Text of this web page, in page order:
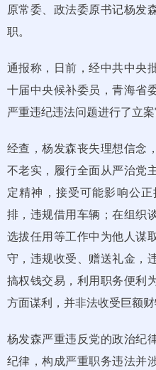
原常委、政法委原书记杨发
职。
通报称，日前，经中共中央
十届中央候补委员，青海省
严重违纪违法问题进行了立案
经查，杨发森丧失理想信念
不老实，履行全面从严治党
定精神，接受可能影响公
排，违规借用车辆；在组织
选拔任用等工作中为他人谋
守，违规收受、赠送礼金，
搞权钱交易，利用职务便利
方面谋利，并非法收受巨额财
杨发森严重违反党的政治纪
纪律，构成严重职务违法并